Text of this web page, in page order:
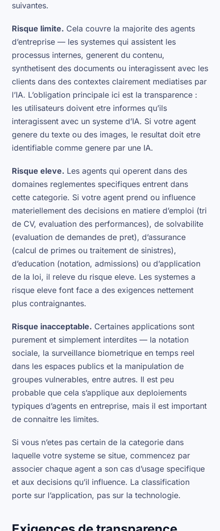
suivantes.
Risque limite. Cela couvre la majorite des agents
d’entreprise — les systemes qui assistent les
processus internes, generent du contenu,
synthetisent des documents ou interagissent avec les
clients dans des contextes clairement mediatises par
l’IA. L’obligation principale ici est la transparence :
les utilisateurs doivent etre informes qu’ils
interagissent avec un systeme d’IA. Si votre agent
genere du texte ou des images, le resultat doit etre
identifiable comme genere par une IA.
Risque eleve. Les agents qui operent dans des
domaines reglementes specifiques entrent dans
cette categorie. Si votre agent prend ou influence
materiellement des decisions en matiere d’emploi (tri
de CV, evaluation des performances), de solvabilite
(evaluation de demandes de pret), d’assurance
(calcul de primes ou traitement de sinistres),
d’education (notation, admissions) ou d’application
de la loi, il releve du risque eleve. Les systemes a
risque eleve font face a des exigences nettement
plus contraignantes.
Risque inacceptable. Certaines applications sont
purement et simplement interdites — la notation
sociale, la surveillance biometrique en temps reel
dans les espaces publics et la manipulation de
groupes vulnerables, entre autres. Il est peu
probable que cela s’applique aux deploiements
typiques d’agents en entreprise, mais il est important
de connaitre les limites.
Si vous n’etes pas certain de la categorie dans
laquelle votre systeme se situe, commencez par
associer chaque agent a son cas d’usage specifique
et aux decisions qu’il influence. La classification
porte sur l’application, pas sur la technologie.